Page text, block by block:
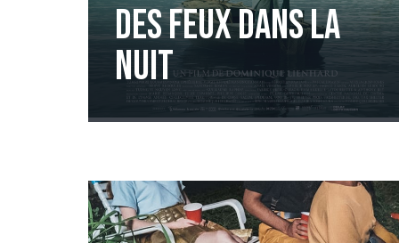
Des feux dans la
nuit